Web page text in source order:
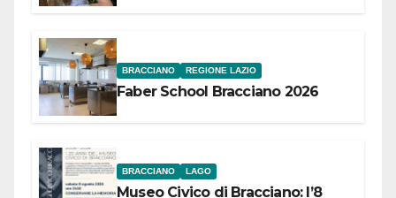
BRACCIANO REGIONE LAZIO
Faber School Bracciano 2026
BRACCIANO LAGO
Museo Civico di Bracciano: l’8